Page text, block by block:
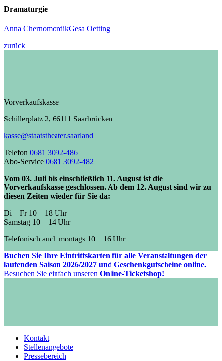
Dramaturgie
Anna ChernomordikGesa Oetting
zurück
Vorverkaufskasse
Schillerplatz 2, 66111 Saarbrücken
kasse@staatstheater.saarland
Telefon 0681 3092-486
Abo-Service 0681 3092-482
Vom 03. Juli bis einschließlich 11. August ist die
Vorverkaufskasse geschlossen. Ab dem 12. August sind wir zu
diesen Zeiten wieder für Sie da:
Di – Fr 10 – 18 Uhr
Samstag 10 – 14 Uhr
Telefonisch auch montags 10 – 16 Uhr
Buchen Sie Ihre Eintrittskarten für alle Veranstaltungen der
laufenden Saison 2026/2027 und Geschenkgutscheine online.
Besuchen Sie einfach unseren Online-Ticketshop!
Kontakt
Stellenangebote
Pressebereich